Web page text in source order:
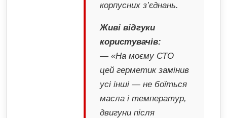
корпусних з’єднань.
Живі відгуки
користувачів:
— «На моєму СТО
цей герметик замінив
усі інші — не боїться
масла і температур,
двигуни після